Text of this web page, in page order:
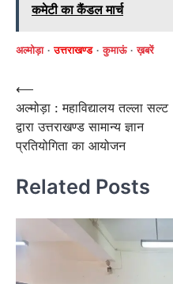
कमेटी का कैंडल मार्च
अल्मोड़ा उत्तराखण्ड कुमाऊं ख़बरें
Post
navigation
⟵
अल्मोड़ा : महाविद्यालय तल्ला सल्ट
द्वारा उत्तराखण्ड सामान्य ज्ञान
प्रतियोगिता का आयोजन
Related Posts